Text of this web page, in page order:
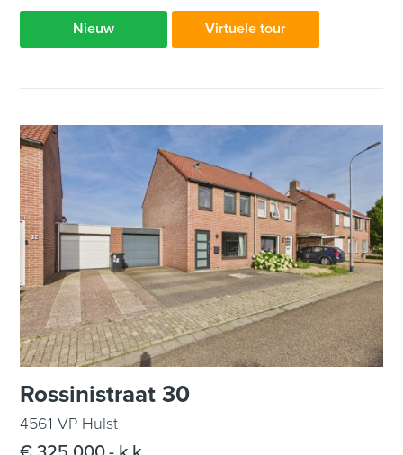
Nieuw Virtuele tour
Rossinistraat 30
4561 VP Hulst